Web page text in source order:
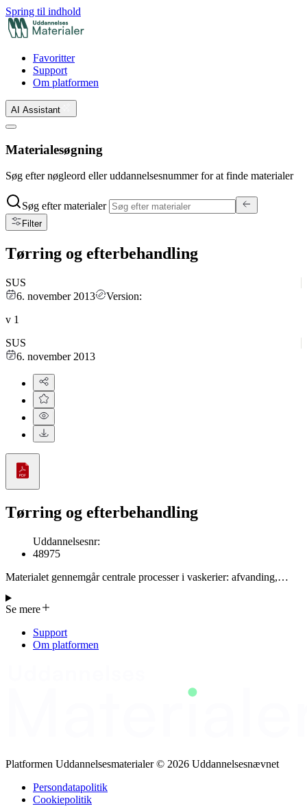
Spring til indhold
Favoritter
Support
Om platformen
AI Assistant
Materialesøgning
Søg efter nøgleord eller uddannelsesnummer for at finde materialer
Søg efter materialer
Filter
Tørring og efterbehandling
SUS
6. november 2013
Version:
v 1
SUS
6. november 2013
Tørring og efterbehandling
Uddannelsesnr:
48975
Materialet gennemgår centrale processer i vaskerier: afvanding,
slitage og kvalitetskontrol. Det beskriver krav til korrekt vaske- og
tørreproces, betydningen af restfugtighed, og hvordan forskellige
efterbehandlingsmetoder som rulle, steamer, presning og manuel
sammenlægning sikrer et pænt finish. Der lægges vægt på effektivt
produktionsflow, ergonomi, arbejdsmiljø og medarbejderegenskaber
Se mere
Support
Om platformen
Platformen Uddannelsesmaterialer © 2026 Uddannelsesnævnet
Persondatapolitik
Cookiepolitik